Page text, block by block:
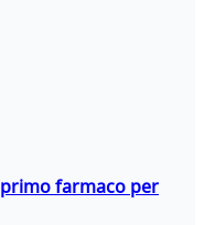
farmaco per